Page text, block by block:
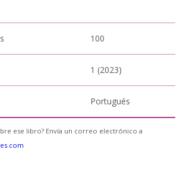
100
1 (2023)
Portugués
ese libro? Envía un correo electrónico a